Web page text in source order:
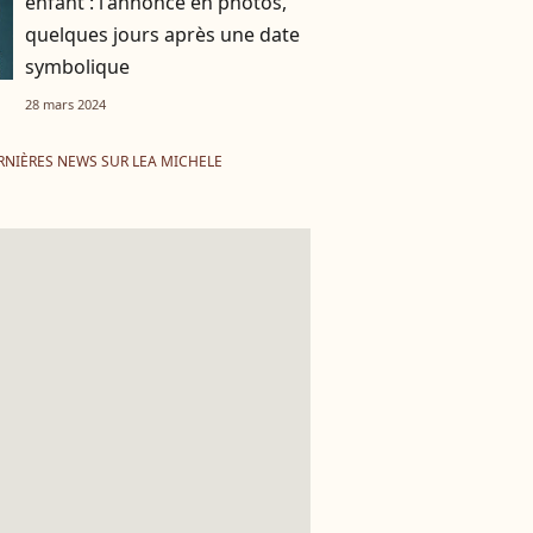
quelques jours après une date
symbolique
28 mars 2024
NEWS SUR LEA MICHELE